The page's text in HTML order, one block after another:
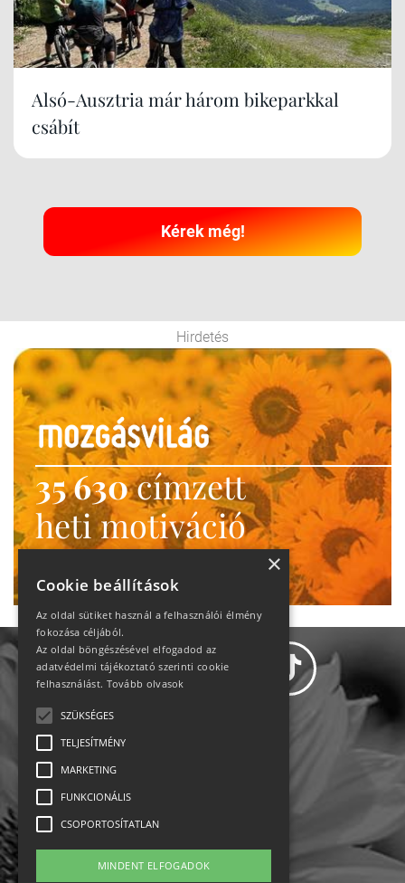
Alsó-Ausztria már három bikeparkkal
csábít
Kérek még!
Hirdetés
35 630címzett
heti motiváció
Ne maradj le!
Impresszum-kapcsolat
Jogi nyilatkozat
×
Cookie beállítások
Az oldal sütiket használ a felhasználói élmény
fokozása céljából.
Az oldal böngészésével elfogadod az
adatvédelmi tájékoztató szerinti cookie
felhasználást. Tovább olvasok
SZÜKSÉGES
TELJESÍTMÉNY
MARKETING
FUNKCIONÁLIS
CSOPORTOSÍTATLAN
MINDENT ELFOGADOK